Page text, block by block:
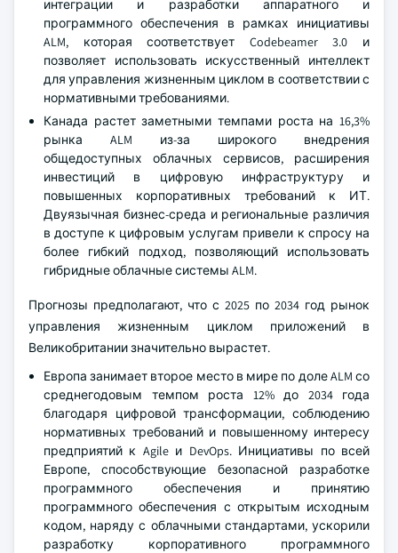
интеграции и разработки аппаратного и
программного обеспечения в рамках инициативы
ALM, которая соответствует Codebeamer 3.0 и
позволяет использовать искусственный интеллект
для управления жизненным циклом в соответствии с
нормативными требованиями.
Канада растет заметными темпами роста на 16,3%
рынка ALM из-за широкого внедрения
общедоступных облачных сервисов, расширения
инвестиций в цифровую инфраструктуру и
повышенных корпоративных требований к ИТ.
Двуязычная бизнес-среда и региональные различия
в доступе к цифровым услугам привели к спросу на
более гибкий подход, позволяющий использовать
гибридные облачные системы ALM.
Прогнозы предполагают, что с 2025 по 2034 год рынок
управления жизненным циклом приложений в
Великобритании значительно вырастет.
Европа занимает второе место в мире по доле ALM со
среднегодовым темпом роста 12% до 2034 года
благодаря цифровой трансформации, соблюдению
нормативных требований и повышенному интересу
предприятий к Agile и DevOps. Инициативы по всей
Европе, способствующие безопасной разработке
программного обеспечения и принятию
программного обеспечения с открытым исходным
кодом, наряду с облачными стандартами, ускорили
разработку корпоративного программного